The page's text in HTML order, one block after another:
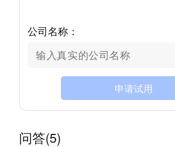
公司名称：
申请试用
问答(5)